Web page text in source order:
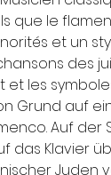
que le
et un
des
les
Grund auf
Auf
das Klavier